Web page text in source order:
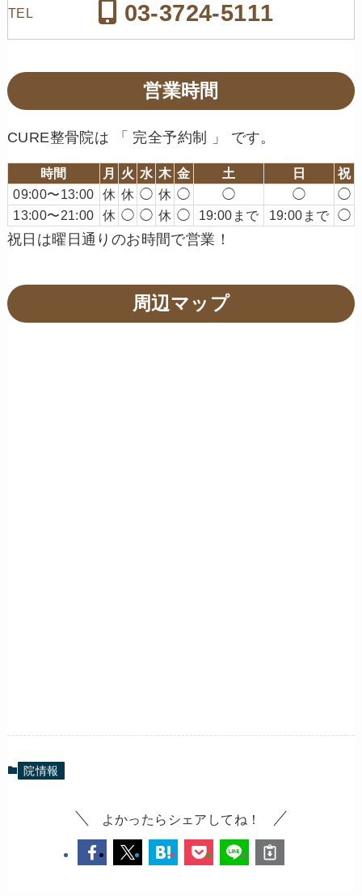
TEL 03-3724-5111
営業時間
CURE整骨院は 「 完全予約制 」 です。
時間 月 火 水 木 金 土 日
祝
09:00〜13:00
休 休 ◯ 休 ◯ ◯ ◯
◯
13:00〜21:00
休 ◯ ◯ 休 ◯ 19:00まで 19:00まで ◯
祝日は曜日通りのお時間で営業！
周辺マップ
院情報
よかったらシェアしてね！